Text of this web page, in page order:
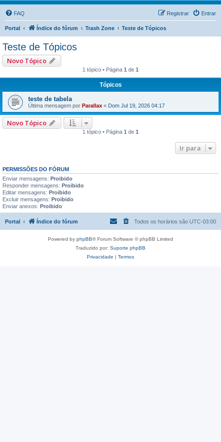
FAQ Entrar
Registrar
Portal Índice do fórum Trash Zone Teste de Tópicos
Teste de Tópicos
Novo Tópico
1 tópico • Página 1 de 1
Tópicos
teste de tabela
Última mensagem por Parallax « Dom Jul 19, 2026 04:17
Novo Tópico
1 tópico • Página 1 de 1
Ir para
PERMISSÕES DO FÓRUM
Enviar mensagens: Proibido
Responder mensagens: Proibido
Editar mensagens: Proibido
Excluir mensagens: Proibido
Enviar anexos: Proibido
Portal Índice do fórum Todos os horários são UTC-03:00
Powered by phpBB® Forum Software © phpBB Limited
Traduzido por: Suporte phpBB
Privacidade | Termos